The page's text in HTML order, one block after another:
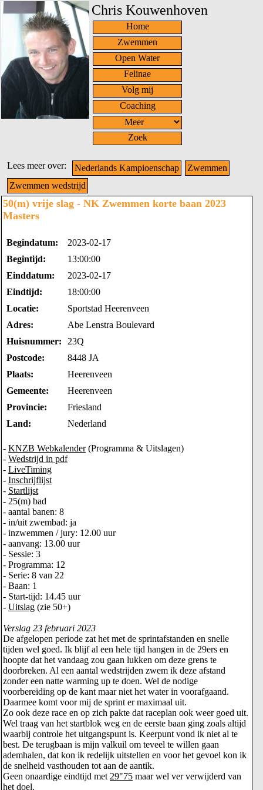
Chris Kouwenhoven
Home
Zwemmen
Open Water
Felinae
Volg mij
Coaching
Zoek
Lees meer over: Nederlands Kampioenschap
Zwemmen
Zwemmen wedstrijd
50(m) vrije slag - NK Zwemmen korte baan 2023
Masters
Begindatum:
2023-02-17
Begintijd:
13:00:00
Einddatum:
2023-02-17
Eindtijd:
18:00:00
Locatie:
Sportstad Heerenveen
Adres:
Abe Lenstra Boulevard
Huisnummer:
23Q
Postcode:
8448 JA
Plaats:
Heerenveen
Gemeente:
Heerenveen
Provincie:
Friesland
Land:
Nederland
- KNZB Webkalender(Programma & Uitslagen)
- Wedstrijd in pdf
- LiveTiming
- Inschrijflijst
- Startlijst
- 25(m) bad
- aantal banen: 8
- in/uit zwembad: ja
- inzwemmen / jury: 12.00 uur
- aanvang: 13.00 uur
- Sessie: 3
- Programma: 12
- Serie: 8 van 22
- Baan: 1
- Start-tijd: 14.45 uur
- Uitslag (zie 50+)
Verslag 23 februari 2023
De afgelopen periode zat het met de sprintafstanden en snelle
tijden wel goed. Ik blijf al een hele tijd hangen in de 29ers en
hoopte dat het vandaag zou gaan lukken om deze grens te
doorbreken. Al een aantal wedstrijden zwem ik deze afstand
zonder een natte warming up te doen. Wel de nodige
voorbereiding op de kant maar niet het water in voorafgaand.
Daarmee komt voor mij de sprint er maximaal uit.
Zo ook deze race en op zich pakte dat raceplan ook weer goed uit.
Wel traag van het startblok weg en de eerste baan ging zoals altijd
waarbij controle het uitgangspunt is. Keerpunt vond ik niet al te
best. De terugbaan is mijn valkuil om teveel te willen gaan
ademhalen, dat kon ik redelijk uitstellen en voor het gevoel kon ik
de snelheid vasthouden tot aan de aantik.
Geen onaardige eindtijd met 29"75 maar wel ver verwijderd van
het doel.